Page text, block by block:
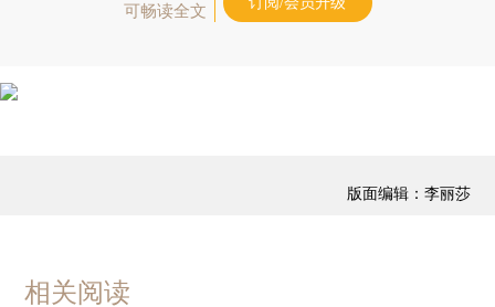
可畅读全文
版面编辑：李丽莎
相关阅读